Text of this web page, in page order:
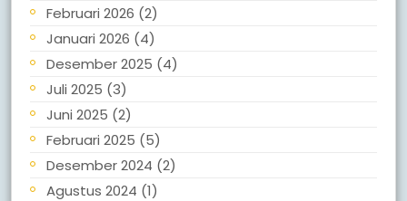
Februari 2026 (2)
Januari 2026 (4)
Desember 2025 (4)
Juli 2025 (3)
Juni 2025 (2)
Februari 2025 (5)
Desember 2024 (2)
Agustus 2024 (1)